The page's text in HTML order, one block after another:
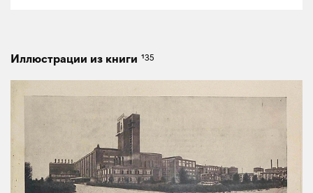
Иллюстрации из книги 135